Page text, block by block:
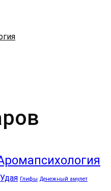
Глифы Денежный амулет